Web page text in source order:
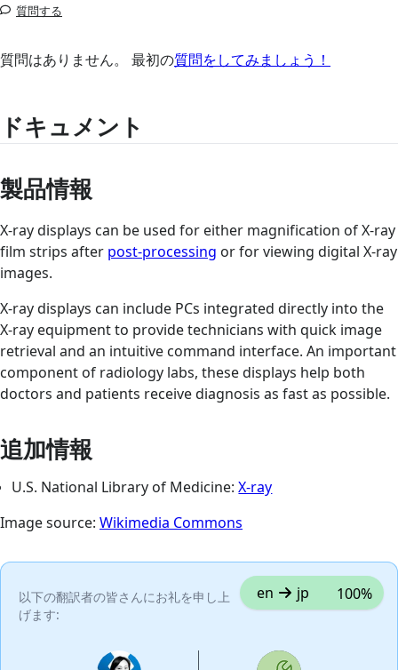
質問する
質問はありません。 最初の質問をしてみましょう！
ドキュメント
製品情報
X-ray displays can be used for either magnification of X-ray
film strips after post-processing or for viewing digital X-ray
images.
X-ray displays can include PCs integrated directly into the
X-ray equipment to provide technicians with quick image
retrieval and an intuitive command interface. An important
component of radiology labs, these displays help both
doctors and patients receive diagnosis as fast as possible.
追加情報
U.S. National Library of Medicine:X-ray
Image source: Wikimedia Commons
以下の翻訳者の皆さんにお礼を申し上
げます:
en jp 100%